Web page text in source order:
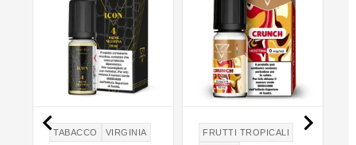
TABACCO VIRGINIA FRUTTI TROPICALI
 